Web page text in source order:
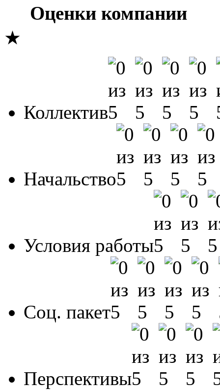
Оценки компании
★
Коллектив
Начальство
Условия работы
Соц. пакет
Перспективы